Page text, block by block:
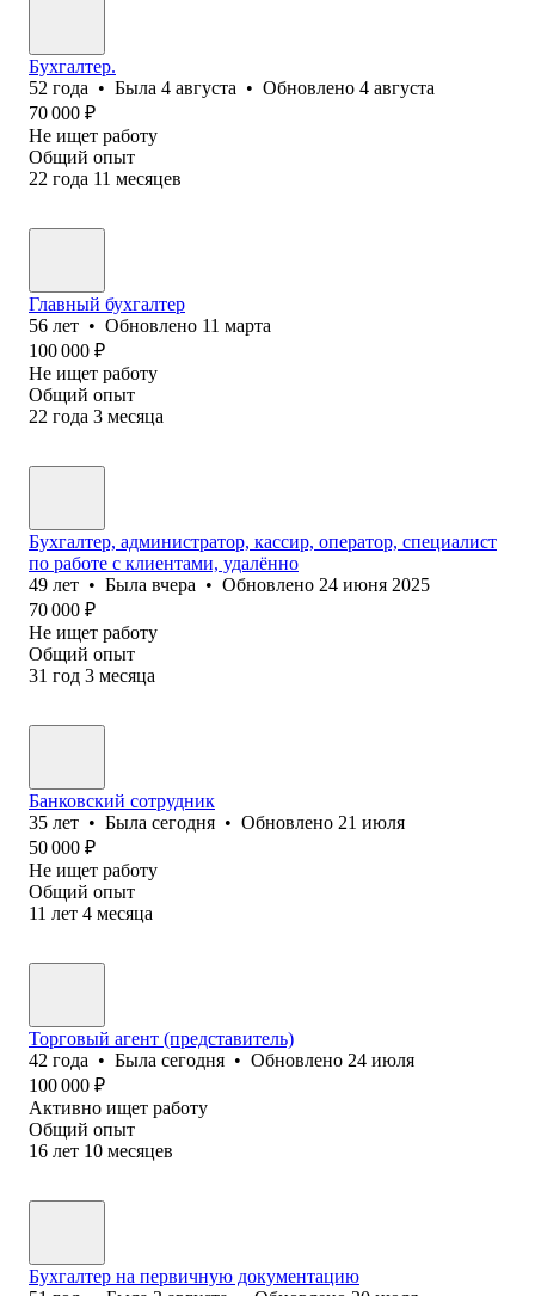
Бухгалтер.
52 года • Была 4 августа • Обновлено 4 августа
70 000 ₽
Не ищет работу
Общий опыт
22 года 11 месяцев
Главный бухгалтер
56 лет • Обновлено 11 марта
100 000 ₽
Не ищет работу
Общий опыт
22 года 3 месяца
Бухгалтер, администратор, кассир, оператор, специалист
по работе с клиентами, удалённо
49 лет • Была вчера • Обновлено 24 июня 2025
70 000 ₽
Не ищет работу
Общий опыт
31 год 3 месяца
Банковский сотрудник
35 лет • Была сегодня • Обновлено 21 июля
50 000 ₽
Не ищет работу
Общий опыт
11 лет 4 месяца
Торговый агент (представитель)
42 года • Была сегодня • Обновлено 24 июля
100 000 ₽
Активно ищет работу
Общий опыт
16 лет 10 месяцев
Бухгалтер на первичную документацию